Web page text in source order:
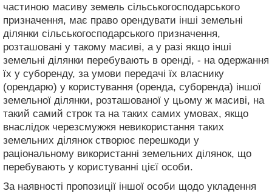
частиною масиву земель сільськогосподарського
призначення, має право орендувати інші земельні
ділянки сільськогосподарського призначення,
розташовані у такому масиві, а у разі якщо інші
земельні ділянки перебувають в оренді, - на одержання
їх у суборенду, за умови передачі їх власнику
(орендарю) у користування (оренда, суборенда) іншої
земельної ділянки, розташованої у цьому ж масиві, на
такий самий строк та на таких самих умовах, якщо
внаслідок черезсмужжя невикористання таких
земельних ділянок створює перешкоди у
раціональному використанні земельних ділянок, що
перебувають у користуванні цієї особи.
За наявності пропозиції іншої особи щодо укладення